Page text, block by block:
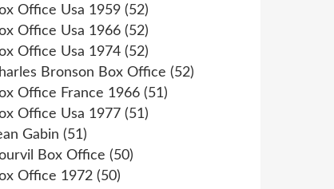
Office Usa 1959 (52)
Office Usa 1966 (52)
Office Usa 1974 (52)
Bronson Box Office (52)
Office France 1966 (51)
Office Usa 1977 (51)
Gabin (51)
Box Office (50)
Office 1972 (50)